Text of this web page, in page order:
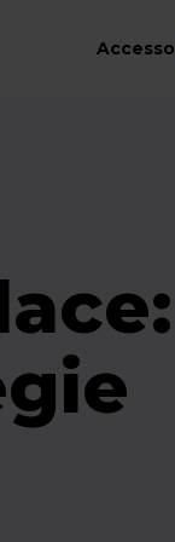
Accesso